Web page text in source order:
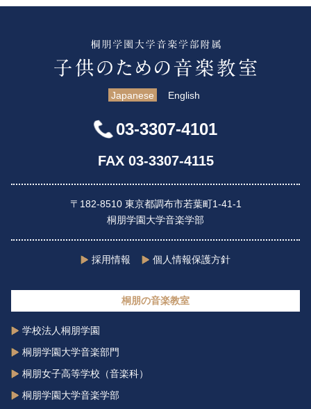
Japanese English
03-3307-4101
FAX 03-3307-4115
〒182-8510 東京都調布市若葉町1-41-1
桐朋学園大学音楽学部
採用情報 個人情報保護方針
桐朋の音楽教室
学校法人桐朋学園
桐朋学園大学音楽部門
桐朋女子高等学校（音楽科）
桐朋学園大学音楽学部